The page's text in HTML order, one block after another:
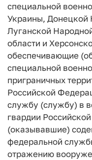
специальной
Украины, Донецкой
Луганской
области и
обеспечивающие
специальной
приграничных
Российской
службу (службу) в
гвардии
(оказывавшие)
федеральной
отражению